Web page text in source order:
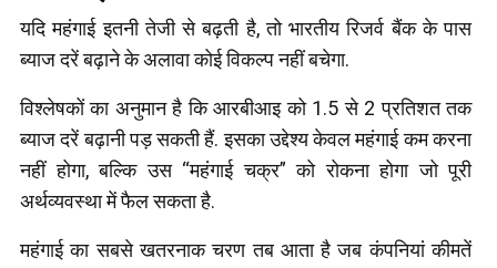
यदि महंगाई इतनी तेजी से बढ़ती है, तो भारतीय रिजर्व बैंक के पास
ब्याज दरें बढ़ाने के अलावा कोई विकल्प नहीं बचेगा.
विश्लेषकों का अनुमान है कि आरबीआइ को 1.5 से 2 प्रतिशत तक
ब्याज दरें बढ़ानी पड़ सकती हैं. इसका उद्देश्य केवल महंगाई कम करना
नहीं होगा, बल्कि उस “महंगाई चक्र” को रोकना होगा जो पूरी
अर्थव्यवस्था में फैल सकता है.
महंगाई का सबसे खतरनाक चरण तब आता है जब कंपनियां कीमतें